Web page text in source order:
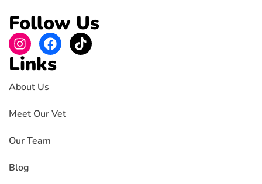
Follow Us
Links
About Us
Meet Our Vet
Our Team
Blog